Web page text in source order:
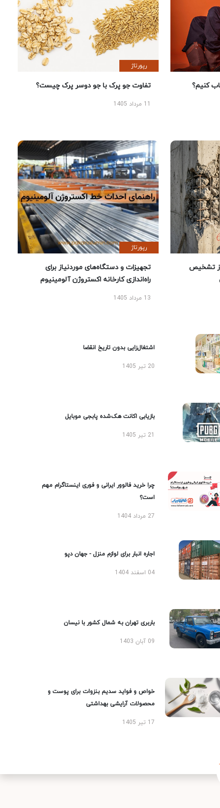
کنیم؟
رپورتاژ
تفاوت جو پرک با جو دوسر پرک چیست؟
تشخیص
رپورتاژ
تجهیزات و دستگاه‌های موردنیاز برای
راه‌اندازی کارخانه اکستروژن آلومینیوم
13 مرداد 1405
اشتغال‌زایی بدون تاریخ انقضا
20 تیر 1405
بازیابی اکانت هک‌شده پابجی موبایل
چرا خرید فالوور ایرانی و فوری اینستاگرام مهم
است؟
27 مرداد 1404
اجاره انبار برای لوازم منزل - جهان دپو
04 اسفند 1404
باربری تهران به شمال کشور با نیسان
09 آبان 1403
خواص و فواید سدیم بنزوات برای پوست و
محصولات آرایشی بهداشتی
17 تیر 1405